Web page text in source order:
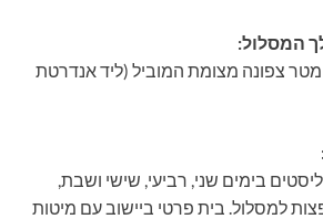
המסלול:
תחנת דלק פז כ-750 מטר צפונה מצומת המוביל (ליד אנדרטת
בימים שני, רביעי, שישי ושבת,
למסלול. בית פרטי ביישוב עם מיטות